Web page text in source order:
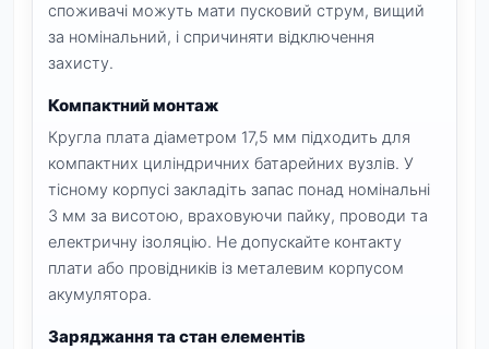
споживачі можуть мати пусковий струм, вищий
за номінальний, і спричиняти відключення
захисту.
Компактний монтаж
Кругла плата діаметром 17,5 мм підходить для
компактних циліндричних батарейних вузлів. У
тісному корпусі закладіть запас понад номінальні
3 мм за висотою, враховуючи пайку, проводи та
електричну ізоляцію. Не допускайте контакту
плати або провідників із металевим корпусом
акумулятора.
Заряджання та стан елементів